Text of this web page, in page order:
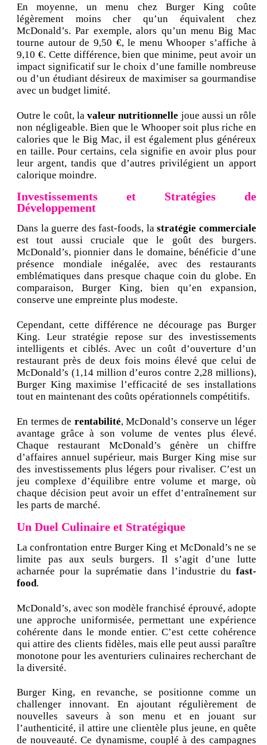
En moyenne, un menu chez Burger King coûte
légèrement moins cher qu’un équivalent chez
McDonald’s. Par exemple, alors qu’un menu Big Mac
tourne autour de 9,50 €, le menu Whooper s’affiche à
9,10 €. Cette différence, bien que minime, peut avoir un
impact significatif sur le choix d’une famille nombreuse
ou d’un étudiant désireux de maximiser sa gourmandise
avec un budget limité.
Outre le coût, lavaleur nutritionnelle joue aussi un rôle
non négligeable. Bien que le Whooper soit plus riche en
calories que le Big Mac, il est également plus généreux
en taille. Pour certains, cela signifie en avoir plus pour
leur argent, tandis que d’autres privilégient un apport
calorique moindre.
Investissements et Stratégies de
Développement
Dans la guerre des fast-foods, lastratégie commerciale
est tout aussi cruciale que le goût des burgers.
McDonald’s, pionnier dans le domaine, bénéficie d’une
présence mondiale inégalée, avec des restaurants
emblématiques dans presque chaque coin du globe. En
comparaison, Burger King, bien qu’en expansion,
conserve une empreinte plus modeste.
Cependant, cette différence ne décourage pas Burger
King. Leur stratégie repose sur des investissements
intelligents et ciblés. Avec un coût d’ouverture d’un
restaurant près de deux fois moins élevé que celui de
McDonald’s (1,14 million d’euros contre 2,28 millions),
Burger King maximise l’efficacité de ses installations
tout en maintenant des coûts opérationnels compétitifs.
En termes de rentabilité, McDonald’s conserve un léger
avantage grâce à son volume de ventes plus élevé.
Chaque restaurant McDonald’s génère un chiffre
d’affaires annuel supérieur, mais Burger King mise sur
des investissements plus légers pour rivaliser. C’est un
jeu complexe d’équilibre entre volume et marge, où
chaque décision peut avoir un effet d’entraînement sur
les parts de marché.
Un Duel Culinaire et Stratégique
La confrontation entre Burger King et McDonald’s ne se
limite pas aux seuls burgers. Il s’agit d’une lutte
acharnée pour la suprématie dans l’industrie du fast-
food.
McDonald’s, avec son modèle franchisé éprouvé, adopte
une approche uniformisée, permettant une expérience
cohérente dans le monde entier. C’est cette cohérence
qui attire des clients fidèles, mais elle peut aussi paraître
monotone pour les aventuriers culinaires recherchant de
la diversité.
Burger King, en revanche, se positionne comme un
challenger innovant. En ajoutant régulièrement de
nouvelles saveurs à son menu et en jouant sur
l’authenticité, il attire une clientèle plus jeune, en quête
de nouveauté. Ce dynamisme, couplé à des campagnes